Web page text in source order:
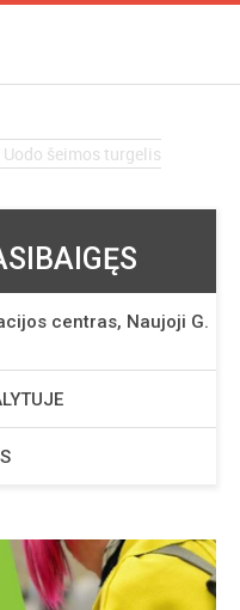
Uodo šeimos turgelis
centras, Naujoji G.